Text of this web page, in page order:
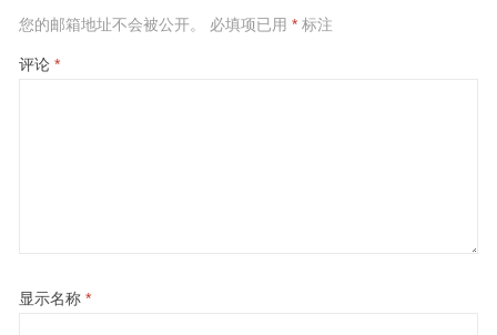
您的邮箱地址不会被公开。 必填项已用 *标注
评论 *
显示名称 *